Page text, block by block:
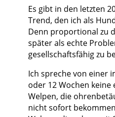
Es gibt in den letzten
Trend, den ich als
Denn proportional zu
später als echte
gesellschaftsfähig zu
Ich spreche von einer
oder 12 Wochen keine
Welpen, die
nicht sofort